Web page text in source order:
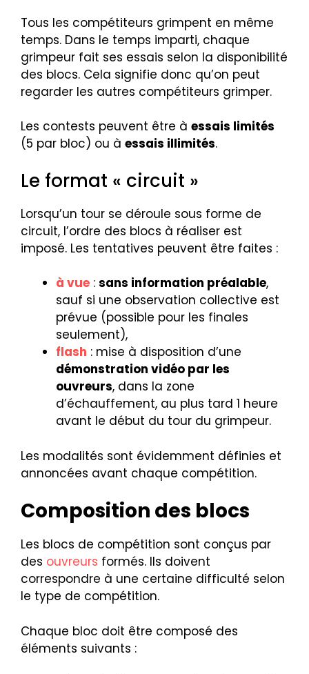
Tous les compétiteurs grimpent en même
temps. Dans le temps imparti, chaque
grimpeur fait ses essais selon la disponibilité
des blocs. Cela signifie donc qu’on peut
regarder les autres compétiteurs grimper.
Les contests peuvent être à essais limités
(5 par bloc) ou à essais illimités.
Le format « circuit »
Lorsqu’un tour se déroule sous forme de
circuit, l’ordre des blocs à réaliser est
imposé. Les tentatives peuvent être faites :
à vue : sans information préalable,
sauf si une observation collective est
prévue (possible pour les finales
seulement),
flash : mise à disposition d’une
démonstration vidéo par les
ouvreurs, dans la zone
d’échauffement, au plus tard 1 heure
avant le début du tour du grimpeur.
Les modalités sont évidemment définies et
annoncées avant chaque compétition.
Composition des blocs
Les blocs de compétition sont conçus par
des ouvreurs formés. Ils doivent
correspondre à une certaine difficulté selon
le type de compétition.
Chaque bloc doit être composé des
éléments suivants :